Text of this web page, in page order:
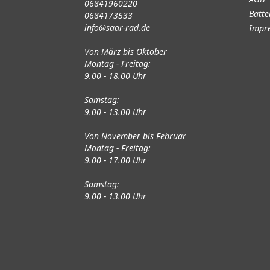
06841960220
0684173533
info@saar-rad.de
Von März bis Oktober
Montag - Freitag:
9.00 - 18.00 Uhr
Samstag:
9.00 - 13.00 Uhr
Von November bis Februar
Montag - Freitag:
9.00 - 17.00 Uhr
Samstag:
9.00 - 13.00 Uhr